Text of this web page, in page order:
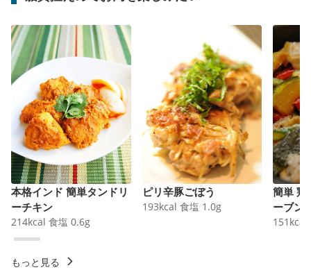
本格インド 簡単タンドリ
ーチキン
214kcal 食塩 0.6g
ピリ辛豚ごぼう
193kcal 食塩 1.0g
簡単 鶏
ーブン
151 kcal
もっと見る